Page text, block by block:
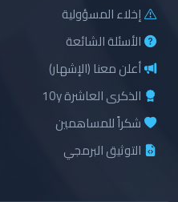
إخلاء المسؤولية
الأسئلة الشائعة
أعلن معنا (الإشهار)
الذكرى العاشرة 10y
شكراً للمساهمين
التوثيق البرمجي